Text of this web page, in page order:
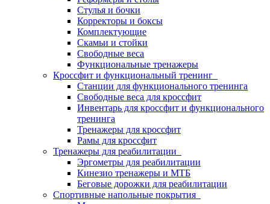
Стулья и бочки
Корректоры и боксы
Комплектующие
Скамьи и стойки
Свободные веса
Функциональные тренажеры
Кроссфит и функциональный тренинг
Станции для функционального тренинга
Свободные веса для кроссфит
Инвентарь для кроссфит и функционального
тренинга
Тренажеры для кроссфит
Рамы для кроссфит
Тренажеры для реабилитации
Эргометры для реабилитации
Кинезио тренажеры и МТБ
Беговые дорожки для реабилитации
Спортивные напольные покрытия